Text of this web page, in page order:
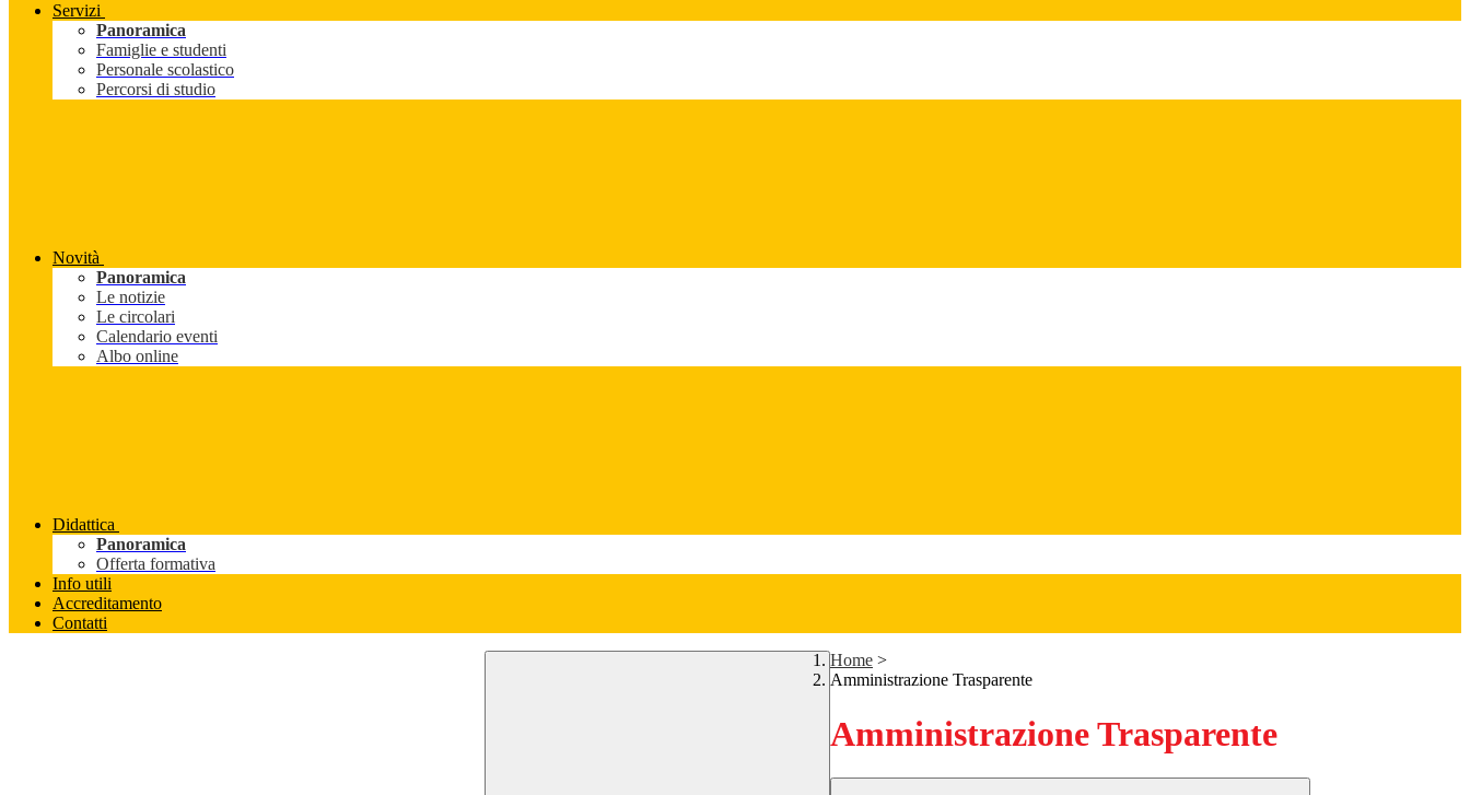
Servizi
Panoramica
Famiglie e studenti
Personale scolastico
Percorsi di studio
Novità
Panoramica
Le notizie
Le circolari
Calendario eventi
Albo online
Didattica
Panoramica
Offerta formativa
Info utili
Accreditamento
Contatti
Home >
Amministrazione Trasparente
Amministrazione Trasparente